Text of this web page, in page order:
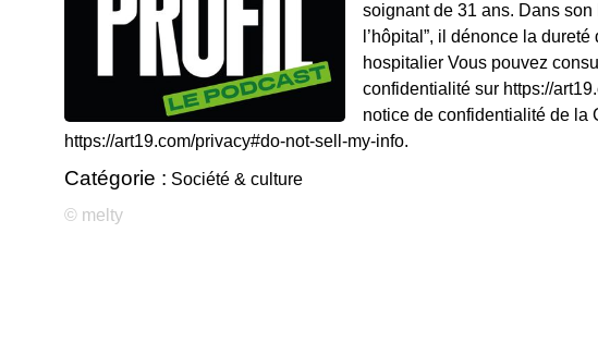
soignant de 31 ans. Dans son
l’hôpital”, il dénonce la
hospitalier Vous pouvez
confidentialité sur https://
notice de confidentialité de la
https://art19.com/privacy#do-not-sell-my-info.
Catégorie : Société & culture
© melty